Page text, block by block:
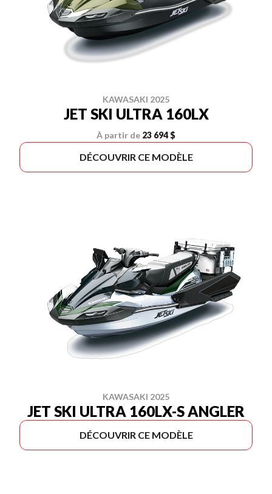
KAWASAKI 2025
JET SKI ULTRA 160LX
À partir de 23 694 $
DÉCOUVRIR CE MODÈLE
KAWASAKI 2025
JET SKI ULTRA 160LX-S ANGLER
DÉCOUVRIR CE MODÈLE